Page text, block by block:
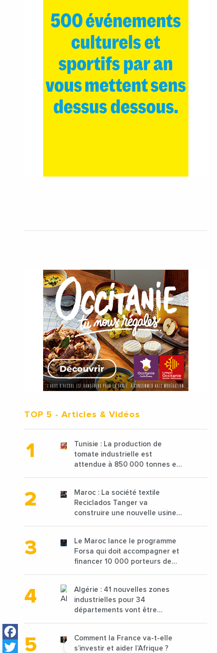
Facebook
Twitter
TOP 5 - Articles & Vidéos
Tunisie : La production de
tomate industrielle est
attendue à 850 000 tonnes en
Maroc : La société textile
Reciclados Tanger va
construire une nouvelle usine
Le Maroc lance le programme
Forsa qui doit accompagner et
financer 10 000 porteurs de
Algérie : 41 nouvelles zones
industrielles pour 34
départements vont être
Comment la France va-t-elle
s’investir et aider l’Afrique ?